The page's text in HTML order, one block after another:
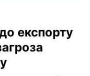
експорту